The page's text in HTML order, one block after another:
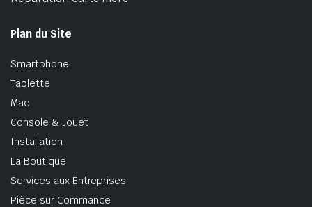
Plan du Site
Smartphone
Tablette
Mac
Console & Jouet
Installation
La Boutique
Services aux Entreprises
Pièce sur Commande